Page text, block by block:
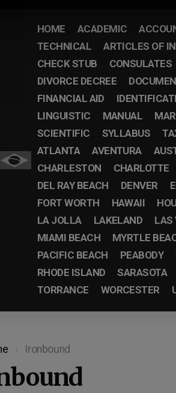
HOME ACADEMIC
TECHNICAL
ARTICLES OF
CHECK STUB
CONSULATES
DIVORCE DECREE
FINANCIAL AID
LINGUISTIC
MANUAL
SCIENTIFIC
SYLLABUS
ATLANTA
AVENTURA
CHARLESTON
CHARLOTTE
DEL RAY BEACH
DENVER
FORT WORTH
HAWAII
LA JOLLA
LAKELAND LAS
MIAMI BEACH
MYRTLE
PACIFIC BEACH
PEABODY
RHODE ISLAND
SARASOTA
TORRANCE
WORCESTER
Ironbound